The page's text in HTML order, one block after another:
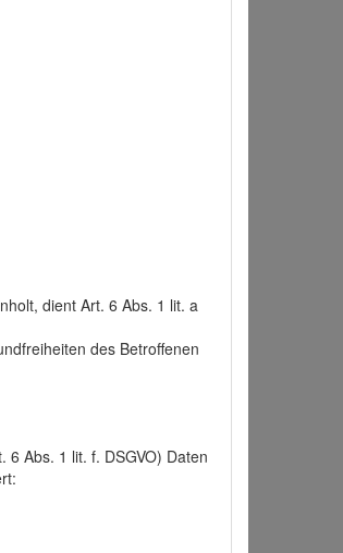
dient Art. 6 Abs. 1 lit. a
des Betroffenen
Abs. 1 lit. f. DSGVO) Daten